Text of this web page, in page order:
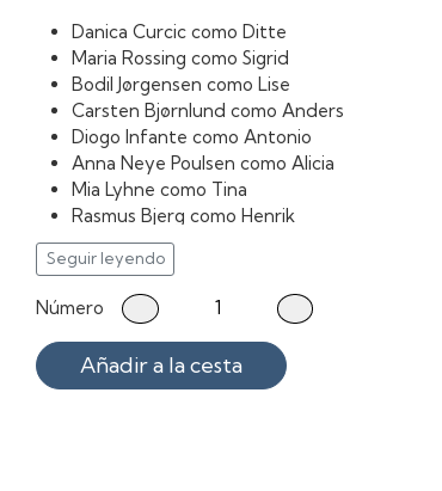
Danica Curcic como Ditte
Maria Rossing como Sigrid
Bodil Jørgensen como Lise
Carsten Bjørnlund como Anders
Diogo Infante como Antonio
Anna Neye Poulsen como Alicia
Mia Lyhne como Tina
Rasmus Bjerg como Henrik
Mikael Birkkjær como Mogens
Pi Svenstrup como Majken Dahl
Seguir leyendo
Número
Añadir a la cesta